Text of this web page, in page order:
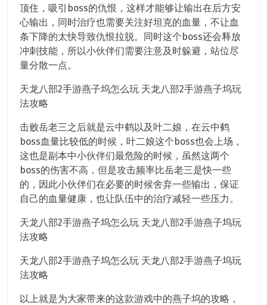
顶住，吸引boss的仇恨，这样才能够让输出在后方安
心输出，同时治疗也需要关注好坦克的血量，不让血
条下降的太快导致仇恨拉脱。同时这个boss还会释放
冲刺技能，所以小伙伴们需要注意及时躲避，站位尽
量分散一点。
天龙八部2手游燕子坞怎么玩 天龙八部2手游燕子坞玩
法攻略
击败岳老三之后就是云中鹤以及叶二娘，在云中鹤
boss血量比较低的时候，叶二娘这个boss也会上场，
这也是副本中小伙伴们最危险的时候，虽然这两个
boss的伤害不高，但是攻击频率比岳老三是快一些
的，因此小伙伴们在必要的时候舍弃一些输出，保证
自己的血量健康，也让队伍中的治疗减轻一些压力。
天龙八部2手游燕子坞怎么玩 天龙八部2手游燕子坞玩
法攻略
天龙八部2手游燕子坞怎么玩 天龙八部2手游燕子坞玩
法攻略
以上就是为大家带来的这款游戏中的燕子坞的攻略，